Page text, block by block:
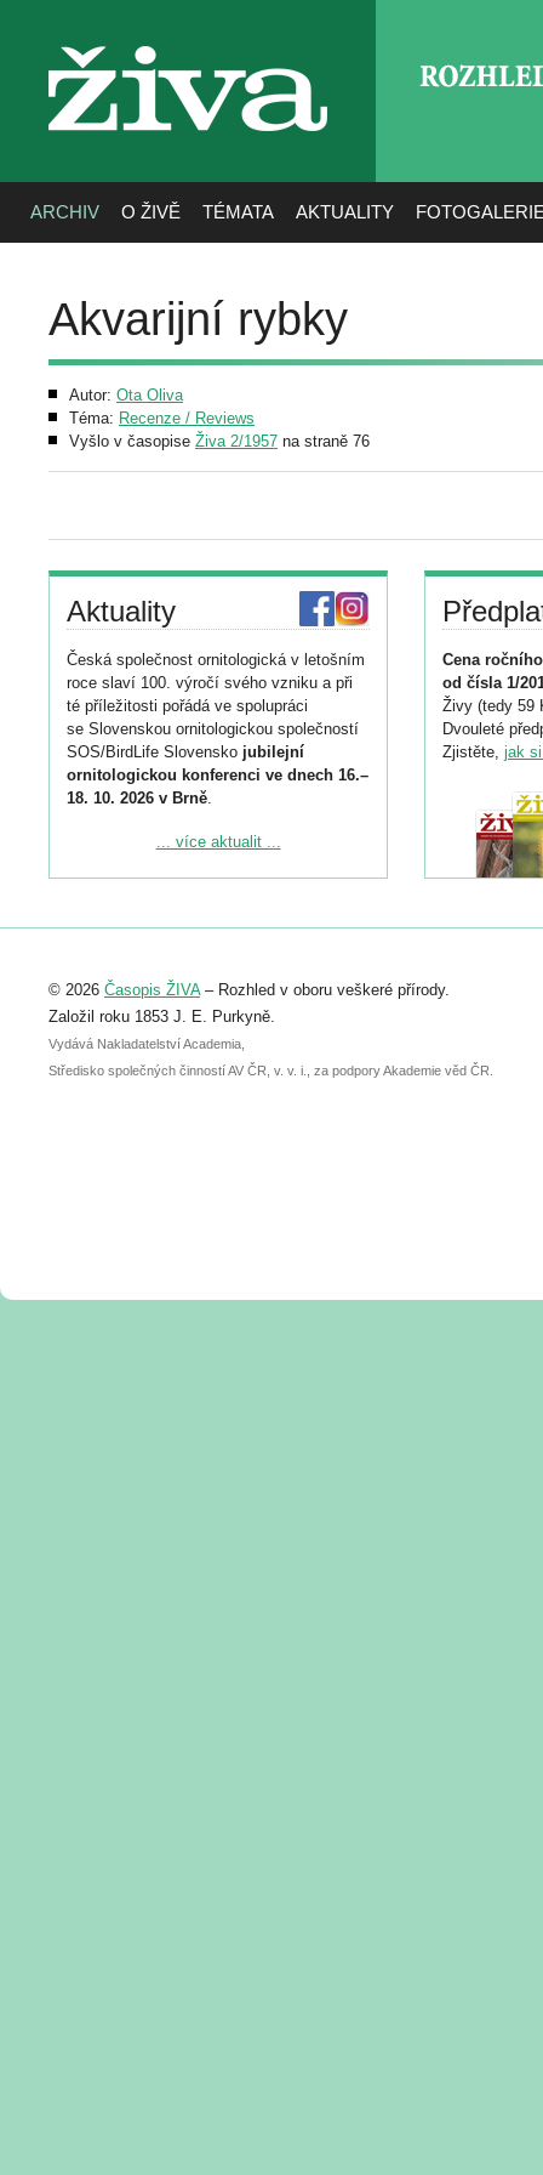
živa
ARCHIV O ŽIVĚ TÉMATA AKTUALITY
Akvarijní rybky
Autor: Ota Oliva
Téma: Recenze / Reviews
Vyšlo v časopise Živa 2/1957 na straně 76
Aktuality
Česká společnost ornitologická v letošním
roce slaví 100. výročí svého vzniku a při
té příležitosti pořádá ve spolupráci
se Slovenskou ornitologickou společností
SOS/BirdLife Slovensko jubilejní
ornitologickou konferenci ve dnech 16.–
18. 10. 2026 v Brně.
Podrobnější informace ke konferenci
Registrovat se můžete do 6. září.
abstraktu přihlášené přednášky nebo
posteru je už 30. června.
... více aktualit ...
Cena
od čísla 1/
Živy (tedy 59
Dvouleté
Zjistěte, jak
© 2026 Časopis ŽIVA– Rozhled v oboru veškeré přírody.
Založil roku 1853 J. E. Purkyně.
Vydává Nakladatelství Academia,
Středisko společných činností AV ČR, v. v. i., za podpory Akademie věd ČR.